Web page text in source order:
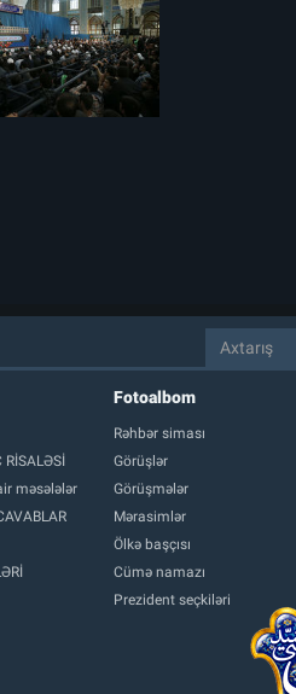
RİSALƏSİ
məsələlər
Fotoalbom
Rəhbər siması
Görüşlər
Görüşmələr
Mərasimlər
Ölkə başçısı
Cümə namazı
Prezident seçkiləri